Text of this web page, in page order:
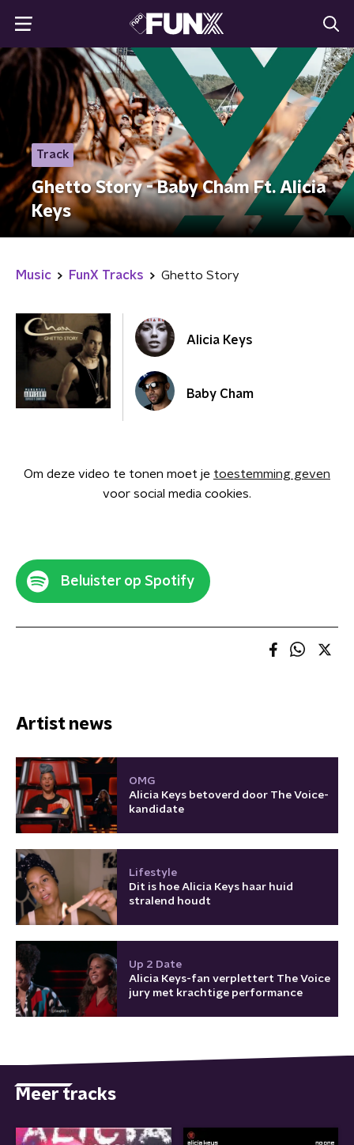
Track
Ghetto Story - Baby Cham Ft. Alicia
Keys
Music FunX Tracks Ghetto Story
Alicia Keys
Baby Cham
Om deze video te tonen moet je toestemming geven
voor social media cookies.
Beluister op Spotify
Artist news
OMG
Alicia Keys betoverd door The Voice-
kandidate
Lifestyle
Dit is hoe Alicia Keys haar huid
stralend houdt
Up 2 Date
Alicia Keys-fan verplettert The Voice
jury met krachtige performance
Meer tracks